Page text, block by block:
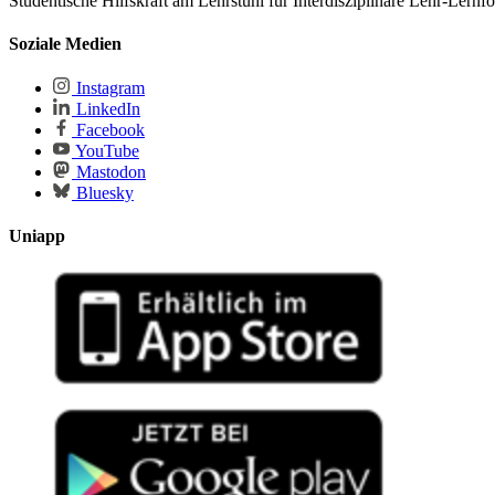
Soziale Medien
Instagram
LinkedIn
Facebook
YouTube
Mastodon
Bluesky
Uniapp